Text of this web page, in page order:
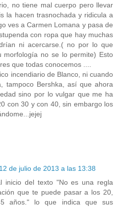
no tiene mal cuerpo pero llevar
la hacen trasnochada y ridicula a
ves a Carmen Lomana y pasa de
con ropa que hay muchas
ni acercarse.( no por lo que
morfología no se lo permite) Esto
que todas conocemos ....
incendiario de Blanco, ni cuando
tampoco Bershka, así que ahora
sino por lo vulgar que me ha
con 30 y con 40, sin embargo los
12 de julio de 2013 a las 13:38
inicio del texto "No es una regla
que te puede pasar a los 20,
años." lo que indica que sus